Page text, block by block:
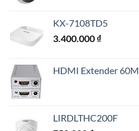
KX-7108TD5
3.400.000 ₫
HDMI Extender 60M
LIRDLTHC200F